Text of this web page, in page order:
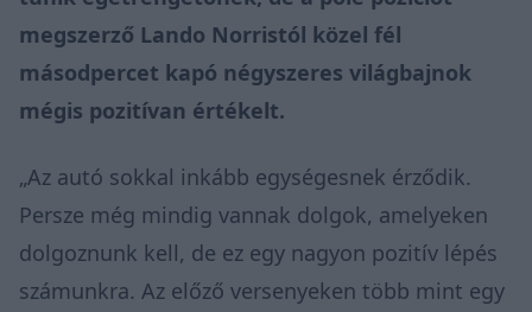
megszerző Lando Norristól közel fél
másodpercet kapó négyszeres világbajnok
mégis pozitívan értékelt.
„Az autó sokkal inkább egységesnek érződik.
Persze még mindig vannak dolgok, amelyeken
dolgoznunk kell, de ez egy nagyon pozitív lépés
számunkra. Az előző versenyeken több mint egy